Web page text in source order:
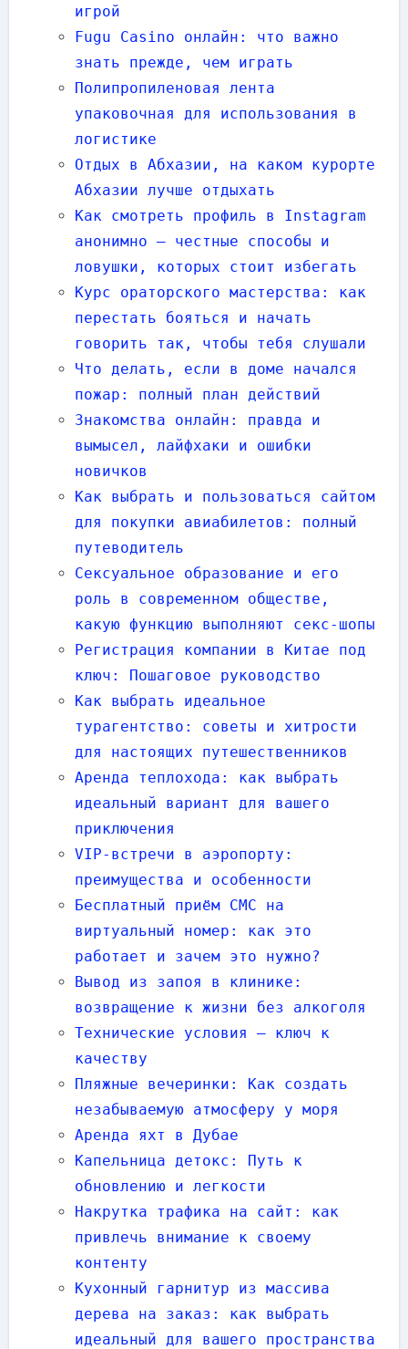
игрой
Fugu Casino онлайн: что важно
знать прежде, чем играть
Полипропиленовая лента
упаковочная для использования в
логистике
Отдых в Абхазии, на каком курорте
Абхазии лучше отдыхать
Как смотреть профиль в Instagram
анонимно — честные способы и
ловушки, которых стоит избегать
Курс ораторского мастерства: как
перестать бояться и начать
говорить так, чтобы тебя слушали
Что делать, если в доме начался
пожар: полный план действий
Знакомства онлайн: правда и
вымысел, лайфхаки и ошибки
новичков
Как выбрать и пользоваться сайтом
для покупки авиабилетов: полный
путеводитель
Сексуальное образование и его
роль в современном обществе,
какую функцию выполняют секс-шопы
Регистрация компании в Китае под
ключ: Пошаговое руководство
Как выбрать идеальное
турагентство: советы и хитрости
для настоящих путешественников
Аренда теплохода: как выбрать
идеальный вариант для вашего
приключения
VIP-встречи в аэропорту:
преимущества и особенности
Бесплатный приём СМС на
виртуальный номер: как это
работает и зачем это нужно?
Вывод из запоя в клинике:
возвращение к жизни без алкоголя
Технические условия — ключ к
качеству
Пляжные вечеринки: Как создать
незабываемую атмосферу у моря
Аренда яхт в Дубае
Капельница детокс: Путь к
обновлению и легкости
Накрутка трафика на сайт: как
привлечь внимание к своему
контенту
Кухонный гарнитур из массива
дерева на заказ: как выбрать
идеальный для вашего пространства